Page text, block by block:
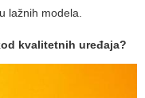
lažnih modela.
kvalitetnih uređaja?